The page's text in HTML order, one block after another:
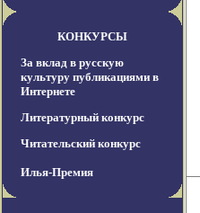
КОНКУРСЫ
За вклад в русскую
культуру публикациями в
Интернете
Литературный конкурс
Читательский конкурс
Илья-Премия